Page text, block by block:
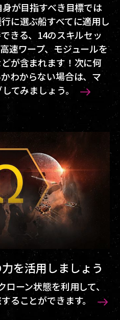
が目指すべき目標では
に選ぶ船すべてに適用し
きる、14のスキルセッ
速ワープ、モジュールを
が含まれます！次に何
わからない場合は、マ
てみましょう。
を活用しましょう
ーン状態を利用して、
ることができます。